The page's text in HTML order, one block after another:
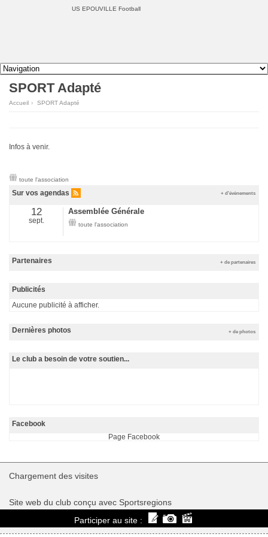
SPORT Adapté
Accueil › SPORT Adapté
Infos à venir.
toute l'association
Sur vos agendas
12
sept.
Assemblée Générale
toute l'association
+ d'évènements
Partenaires + de partenaires
Publicités
Aucune publicité à afficher.
Dernières photos + de photos
Le club a besoin de votre soutien...
Facebook
Page Facebook
US EPOUVILLE Football
Chargement des visites
Site web du club conçu avec Sportsregions
Participer au site :